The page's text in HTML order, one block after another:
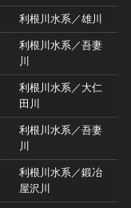
利根川水系／雄川
利根川水系／吾妻
川
利根川水系／大仁
田川
利根川水系／吾妻
川
利根川水系／鍛冶
屋沢川